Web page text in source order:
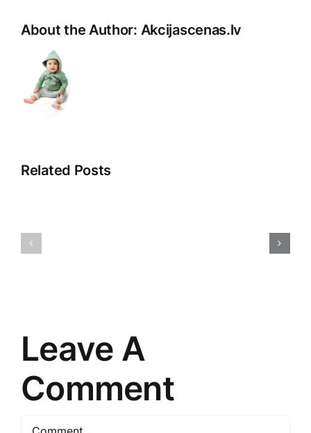
About the Author: Akcijascenas.lv
Related Posts
Ietekme
Leave A
Comment
Comment